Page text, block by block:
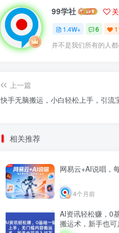
99学社
1.4W+ 6
并不是我们所有的人
上一篇
快手无脑搬运，小白轻松上手，引流
相关推荐
网易云+AI说唱，
4个月前
AI资讯轻松赚，0
搬运术，新手也